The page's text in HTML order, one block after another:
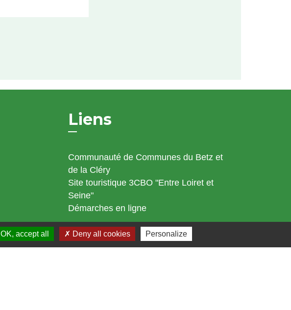
Liens
Communauté de Communes du Betz et
de la Cléry
Site touristique 3CBO "Entre Loiret et
Seine"
Démarches en ligne
OK, accept all Deny all cookies Personalize